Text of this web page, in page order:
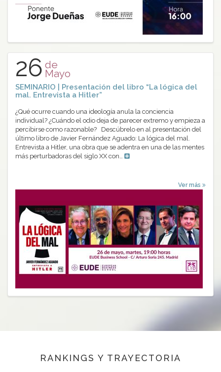
26 de
Mayo
SEMINARIO | Presentación del libro “La lógica del
mal. Entrevista a Hitler”
¿Qué ocurre cuando una ideología anula la conciencia
individual? ¿Cuándo el odio deja de parecer extremo y empieza a
percibirse como razonable? Descúbrelo en al presentación del
último libro de Javier Fernández Aguado: La lógica del mal.
Entrevista a Hitler, una obra que se adentra en una de las mentes
más perturbadoras del siglo XX con…
Ver más
RANKINGS Y TRAYECTORIA